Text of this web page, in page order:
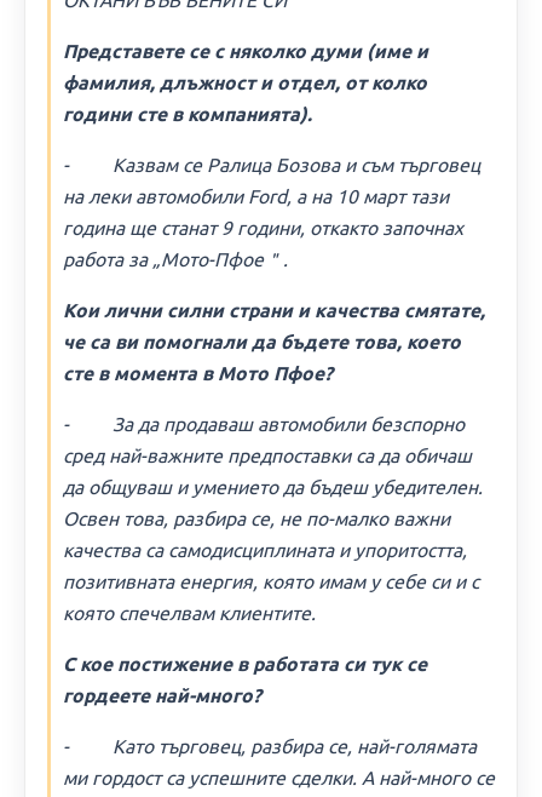
Представете се с няколко думи (име и
фамилия, длъжност и отдел, от колко
години сте в компанията).
- Казвам се Ралица Бозова и съм търговец
на леки автомобили Ford, а на 10 март тази
година ще станат 9 години, откакто започнах
работа за „Мото-Пфое＂.
Кои лични силни страни и качества смятате,
че са ви помогнали да бъдете това, което
сте в момента в Мото Пфое?
- За да продаваш автомобили безспорно
сред най-важните предпоставки са да обичаш
да общуваш и умението да бъдеш убедителен.
Освен това, разбира се, не по-малко важни
качества са самодисциплината и упоритостта,
позитивната енергия, която имам у себе си и с
която спечелвам клиентите.
С кое постижение в работата си тук се
гордеете най-много?
- Като търговец, разбира се, най-голямата
ми гордост са успешните сделки. А най-много се